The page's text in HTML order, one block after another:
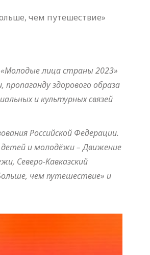
чем путешествие»
«Молодые лица страны 2023»
здорового образа
и культурных связей
Российской Федерации.
детей и молодёжи – Движение
Северо-Кавказский
чем путешествие» и